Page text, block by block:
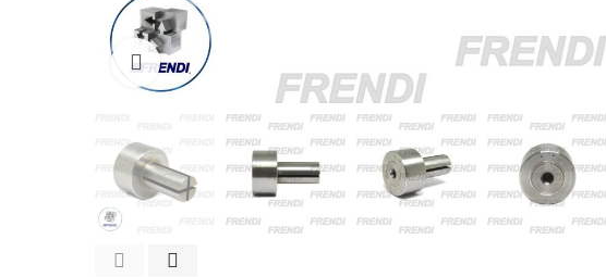
Click para agrandar